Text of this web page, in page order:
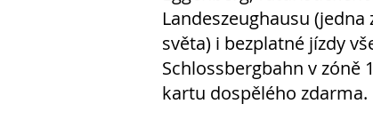
Landeszeughausu
světa) i bezplatné jízdy
Schlossbergbahn v zóně
kartu dospělého zdarma.